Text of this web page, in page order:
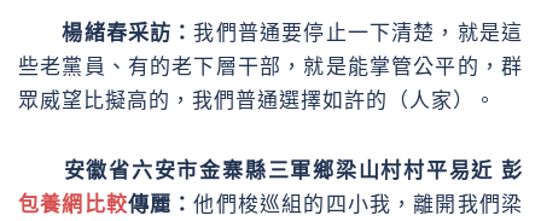
楊緒春采訪：我們普通要停止一下清楚，就是這
些老黨員、有的老下層干部，就是能掌管公平的，群
眾威望比擬高的，我們普通選擇如許的（人家）。
安徽省六安市金寨縣三軍鄉梁山村村平易近 彭
包養網比較傳麗：他們梭巡組的四小我，離開我們梁